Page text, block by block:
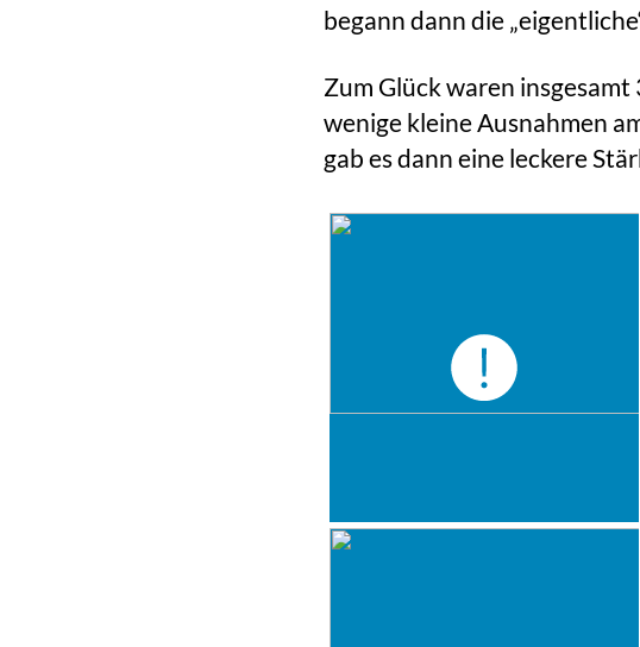
begann dann die
Zum Glück waren
wenige kleine Ausnahmen
gab es dann eine leckere